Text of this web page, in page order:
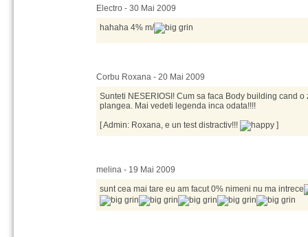
Electro - 30 Mai 2009
hahaha 4% m/
Corbu Roxana - 20 Mai 2009
Sunteti NESERIOSI! Cum sa faca Body building cand o
plangea. Mai vedeti legenda inca odata!!!!
[ Admin: Roxana, e un test distractiv!!!
]
melina - 19 Mai 2009
sunt cea mai tare eu am facut 0% nimeni nu ma intrece